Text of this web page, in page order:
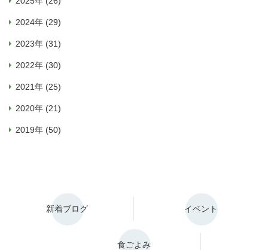
2024年 (29)
2023年 (31)
2022年 (30)
2021年 (25)
2020年 (21)
2019年 (50)
新着ブログ イベント
食ごよみ